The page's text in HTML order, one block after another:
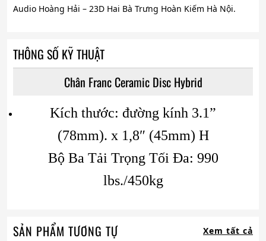
Audio Hoàng Hải – 23D Hai Bà Trưng Hoàn Kiếm Hà Nội.
THÔNG SỐ KỸ THUẬT
Chân Franc Ceramic Disc Hybrid
Kích thước: đường kính 3.1”
(78mm). x 1,8″ (45mm) H
Bộ Ba Tải Trọng Tối Đa: 990
lbs./450kg
SẢN PHẨM TƯƠNG TỰ Xem tất cả